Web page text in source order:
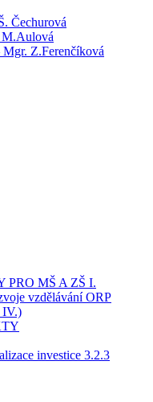
Čechurová
Z.Ferenčíková
PRO MŠ A ZŠ I.
vzdělávání ORP
IV.)
investice 3.2.3